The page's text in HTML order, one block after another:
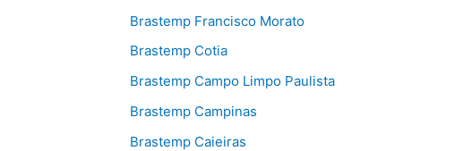
Brastemp Francisco Morato
Brastemp Cotia
Brastemp Campo Limpo Paulista
Brastemp Campinas
Brastemp Caieiras